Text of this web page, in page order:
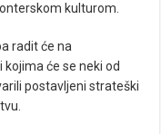
kulturom.
radit će na
će se neki od
postavljeni strateški